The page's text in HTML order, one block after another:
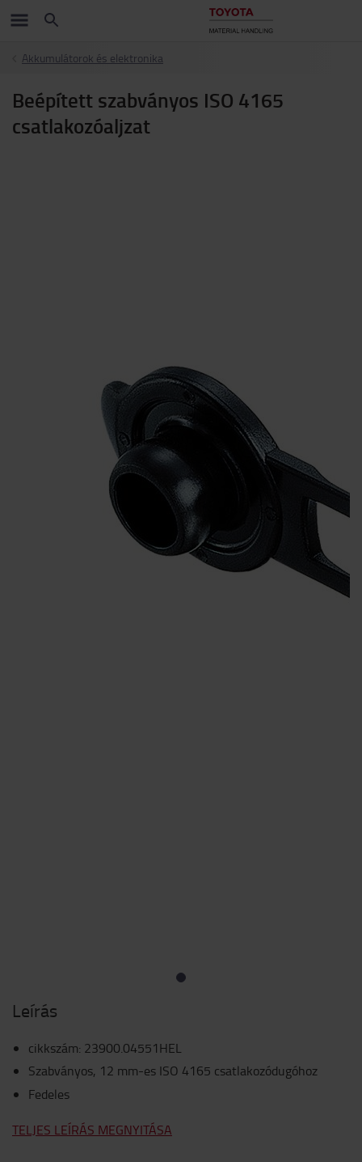
Akkumulátorok és elektronika
Beépített szabványos ISO 4165
csatlakozóaljzat
Leírás
cikkszám: 23900.04551HEL
Szabványos, 12 mm-es ISO 4165 csatlakozódugóhoz
Fedeles
TELJES LEÍRÁS MEGNYITÁSA